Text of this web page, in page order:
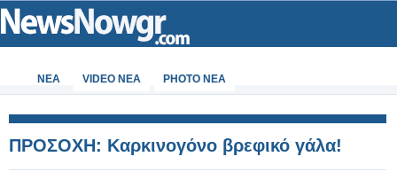
ΝΕΑ VIDEO NEA PHOTO NEA
ΠΡΟΣΟΧΗ: Καρκινογόνο βρεφικό γάλα!